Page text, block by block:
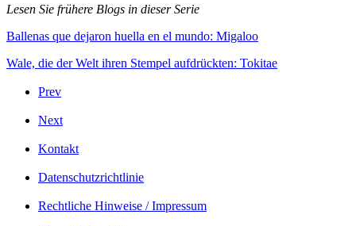
Lesen Sie frühere Blogs in dieser Serie
Ballenas que dejaron huella en el mundo: Migaloo
Wale, die der Welt ihren Stempel aufdrückten: Tokitae
Prev
Next
Kontakt
Datenschutzrichtlinie
Rechtliche Hinweise / Impressum